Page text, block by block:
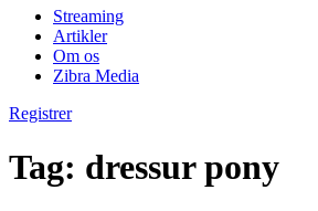
Streaming
Artikler
Om os
Zibra Media
Registrer
Tag: dressur pony